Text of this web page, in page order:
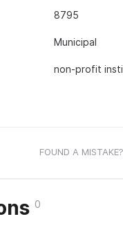
8795
Municipal
non-profit
FOUND A
0